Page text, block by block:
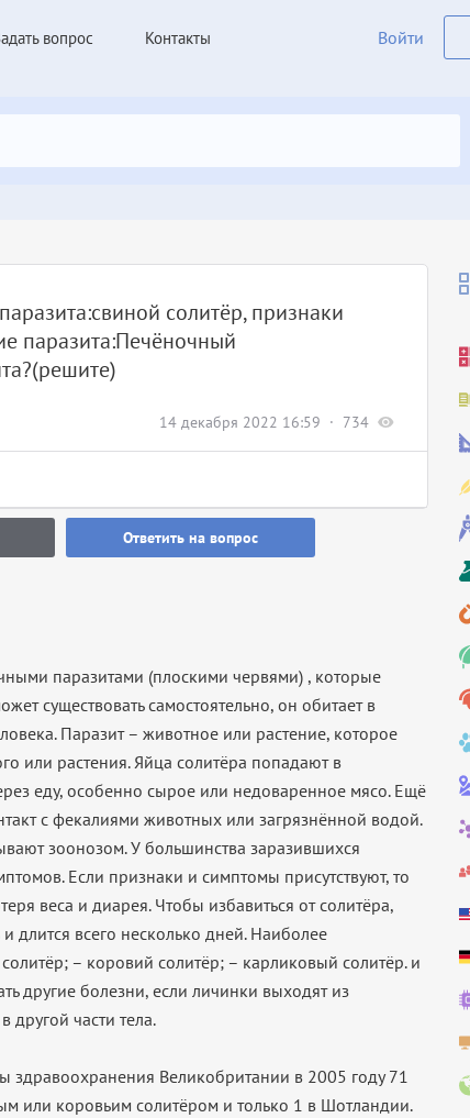
вопрос Контакты Войти
14 декабря 2022 16:59 734
солитёр, признаки
паразита:Печёночный
Ответить на вопрос
паразитами (плоскими червями) , которые
существовать самостоятельно, он обитает в
Паразит – животное или растение, которое
или растения. Яйца солитёра попадают в
еду, особенно сырое или недоваренное мясо. Ещё
с фекалиями животных или загрязнённой водой.
зоонозом. У большинства заразившихся
Если признаки и симптомы присутствуют, то
веса и диарея. Чтобы избавиться от солитёра,
длится всего несколько дней. Наиболее
– коровий солитёр; – карликовый солитёр. и
другие болезни, если личинки выходят из
части тела.
Великобритании в 2005 году 71
или коровьим солитёром и только 1 в Шотландии.